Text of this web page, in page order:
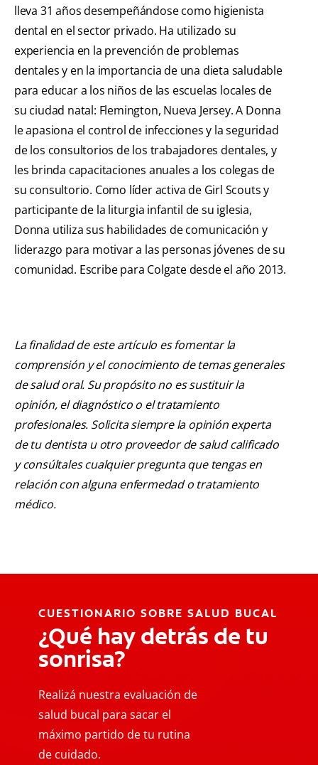
lleva 31 años desempeñándose como higienista
dental en el sector privado. Ha utilizado su
experiencia en la prevención de problemas
dentales y en la importancia de una dieta saludable
para educar a los niños de las escuelas locales de
su ciudad natal: Flemington, Nueva Jersey. A Donna
le apasiona el control de infecciones y la seguridad
de los consultorios de los trabajadores dentales, y
les brinda capacitaciones anuales a los colegas de
su consultorio. Como líder activa de Girl Scouts y
participante de la liturgia infantil de su iglesia,
Donna utiliza sus habilidades de comunicación y
liderazgo para motivar a las personas jóvenes de su
comunidad. Escribe para Colgate desde el año 2013.
La finalidad de este artículo es fomentar la
comprensión y el conocimiento de temas generales
de salud oral. Su propósito no es sustituir la
opinión, el diagnóstico o el tratamiento
profesionales. Solicita siempre la opinión experta
de tu dentista u otro proveedor de salud calificado
y consúltales cualquier pregunta que tengas en
relación con alguna enfermedad o tratamiento
médico.
CUESTIONARIO SOBRE SALUD BUCAL
¿Qué hay detrás de tu
sonrisa?
Realizá nuestra evaluación de
salud bucal para sacar el
máximo partido de tu rutina
de cuidado.